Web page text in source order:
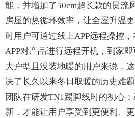
能，并增加了50cm超长款的贯流
房屋的热循环效率，让全屋升温
时用户可通过线上APP远程操控
APP对产品进行远程开机，到家
大户型且没装地暖的用户来说，
决了长久以来冬日取暖的历史难
团队在研发TN1踢脚线时的初心
新，才能让用户享受到更便利、更